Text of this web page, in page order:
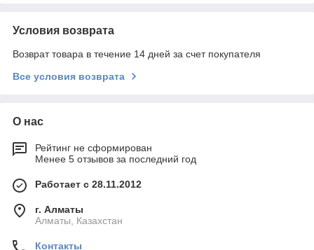
Условия возврата
Возврат товара в течение 14 дней за счет покупателя
Все условия возврата
О нас
Рейтинг не сформирован
Менее 5 отзывов за последний год
Работает с 28.11.2012
г. Алматы
Алматы, Казахстан
Контакты